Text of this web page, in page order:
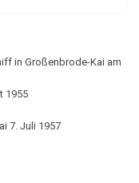
in Großenbrode-Kai am
1955
7. Juli 1957